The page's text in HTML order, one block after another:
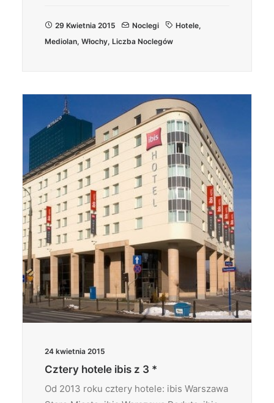
29 Kwietnia 2015 Noclegi Hotele,
Mediolan, Włochy, Liczba Noclegów
24 kwietnia 2015
Cztery hotele ibis z 3 *
Od 2013 roku cztery hotele: ibis Warszawa